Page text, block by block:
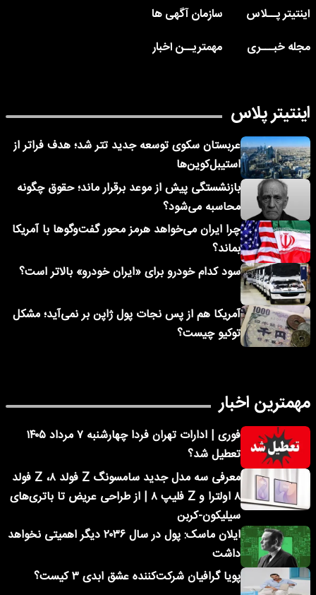
اینتیتر پــلاس
سازمان آگهی ها
مجله خبـــری
مهمتریــن اخبار
اینتیتر پلاس
عربستان سکوی توسعه جدید تتر شد؛ هدف فراتر از
استیبل‌کوین‌ها
بازنشستگی پیش از موعد برقرار ماند؛ حقوق چگونه
محاسبه می‌شود؟
چرا ایران می‌خواهد هرمز محور گفت‌وگوها با آمریکا
بماند؟
سود کدام خودرو برای «ایران خودرو» بالاتر است؟
آمریکا هم از پس نجات پول ژاپن بر نمی‌آید؛ مشکل
توکیو چیست؟
مهمترین اخبار
فوری | ادارات تهران فردا چهارشنبه ۷ مرداد ۱۴۰۵
تعطیل شد؟
معرفی سه مدل جدید سامسونگ Z فولد ۸، Z فولد
۸ اولترا و Z فلیپ ۸ | از طراحی عریض تا باتری‌های
سیلیکون-کربن
ایلان ماسک: پول در سال ۲۰۳۶ دیگر اهمیتی نخواهد
داشت
پویا گرافیان شرکت‌کننده عشق ابدی ۳ کیست؟